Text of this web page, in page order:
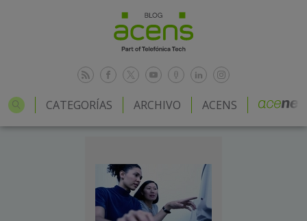
CATEGORÍAS ARCHIVO ACENS